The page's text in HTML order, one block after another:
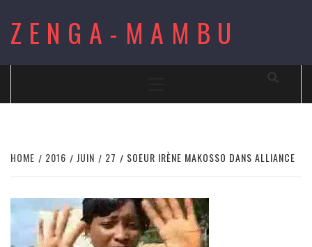
content
ZENGA-MAMBU
HOME 2016 JUIN 27 SOEUR IRÈNE MAKOSSO DANS ALLIANCE